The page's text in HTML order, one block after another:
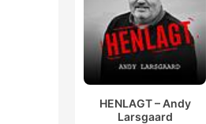
HENLAGT – Andy
Larsgaard